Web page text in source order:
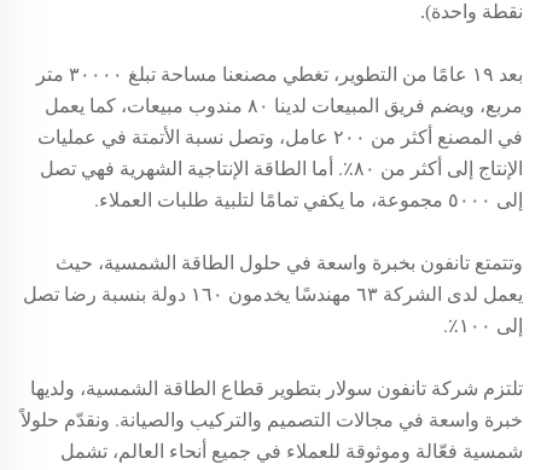
نقطة واحدة).
بعد ١٩ عامًا من التطوير، تغطي مصنعنا مساحة تبلغ ٣٠٠٠٠ متر
مربع، ويضم فريق المبيعات لدينا ٨٠ مندوب مبيعات، كما يعمل
في المصنع أكثر من ٢٠٠ عامل، وتصل نسبة الأتمتة في عمليات
الإنتاج إلى أكثر من ٨٠٪. أما الطاقة الإنتاجية الشهرية فهي تصل
إلى ٥٠٠٠ مجموعة، ما يكفي تمامًا لتلبية طلبات العملاء.
وتتمتع تانفون بخبرة واسعة في حلول الطاقة الشمسية، حيث
يعمل لدى الشركة ٦٣ مهندسًا يخدمون ١٦٠ دولة بنسبة رضا تصل
إلى ١٠٠٪.
تلتزم شركة تانفون سولار بتطوير قطاع الطاقة الشمسية، ولديها
خبرة واسعة في مجالات التصميم والتركيب والصيانة. ونقدّم حلولاً
شمسية فعّالة وموثوقة للعملاء في جميع أنحاء العالم، تشمل